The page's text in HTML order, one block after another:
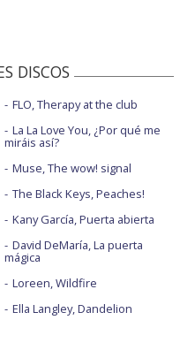
DISCOS
FLO, Therapy at the club
La La Love You, ¿Por qué me
miráis así?
Muse, The wow! signal
The Black Keys, Peaches!
Kany García, Puerta abierta
David DeMaría, La puerta
mágica
Loreen, Wildfire
Ella Langley, Dandelion